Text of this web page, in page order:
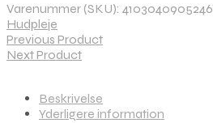
Varenummer (SKU): 4103040905246
Hudpleje
Previous Product
Next Product
Beskrivelse
Yderligere information